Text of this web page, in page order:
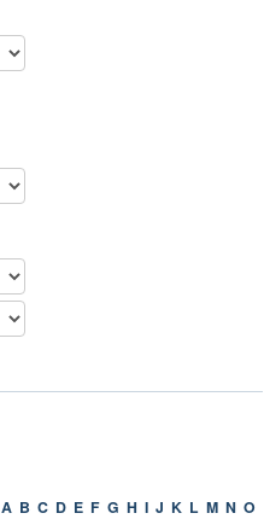
A B C D E F G H I J K L M N O